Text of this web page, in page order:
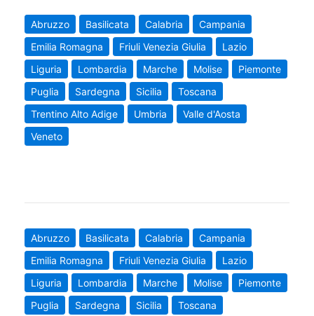
Abruzzo Basilicata Calabria
Campania
Emilia Romagna
Friuli Venezia Giulia
Lazio
Liguria
Lombardia Marche Molise
Piemonte
Puglia
Sardegna Sicilia
Toscana
Trentino Alto Adige
Umbria
Valle d'Aosta
Veneto
Abruzzo Basilicata Calabria
Campania
Emilia Romagna
Friuli Venezia Giulia
Lazio
Liguria
Lombardia Marche Molise
Piemonte
Puglia
Sardegna Sicilia
Toscana